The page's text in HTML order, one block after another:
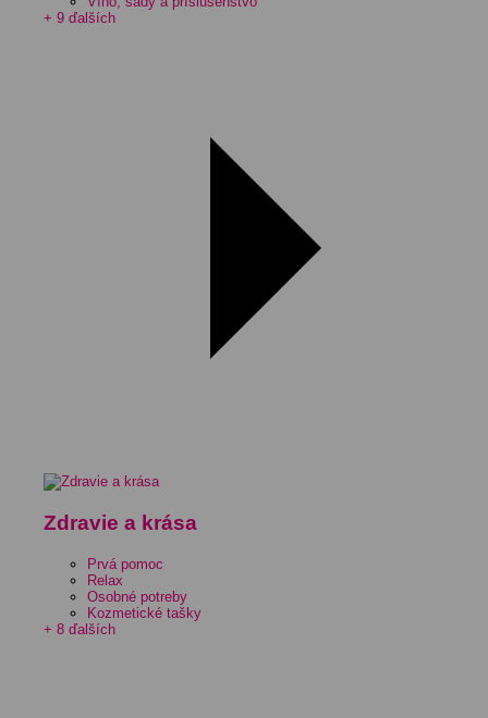
+ 9 ďalších
Zdravie a krása
Prvá pomoc
Relax
Osobné potreby
Kozmetické tašky
+ 8 ďalších